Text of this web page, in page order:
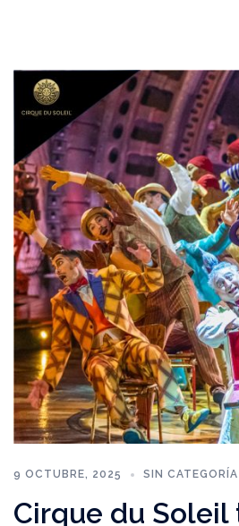
9 OCTUBRE, 2025 SIN CATEGORÍA
Cirque du Soleil